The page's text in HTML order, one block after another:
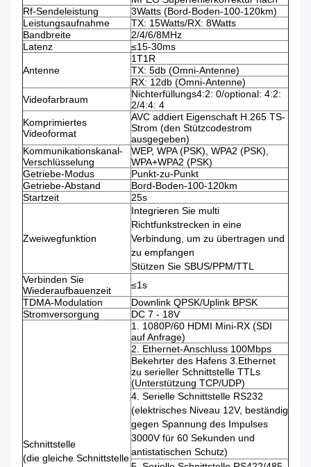
Rf-Sendeleistung
3Watts (Bord-Boden-100-120km)
Leistungsaufnahme
TX: 15Watts/RX: 8Watts
Bandbreite
2/4/6/8MHz
Latenz
≤15-30ms
Antenne
1T1R
TX: 5db (Omni-Antenne)
RX: 12db (Omni-Antenne)
Videofarbraum
Nichterfüllungs4:2: 0/optional: 4:2:
2/4:4: 4
Komprimiertes
Videoformat
AVC addiert Eigenschaft H.265 TS-
Strom (den Stützcodestrom
ausgegeben)
Kommunikationskanal-
Verschlüsselung
WEP, WPA (PSK), WPA2 (PSK),
WPA+WPA2 (PSK)
Getriebe-Modus
Punkt-zu-Punkt
Getriebe-Abstand
Bord-Boden-100-120km
Startzeit
25s
Zweiwegfunktion
Integrieren Sie multi
Richtfunkstrecken in eine
Verbindung, um zu übertragen und
zu empfangen
Stützen Sie SBUS/PPM/TTL
Verbinden Sie
Wiederaufbauenzeit
≤1s
TDMA-Modulation
Downlink QPSK/Uplink BPSK
Stromversorgung
DC 7 - 18V
Schnittstelle
(die gleiche Schnittstelle
1. 1080P/60 HDMI Mini-RX (SDI
auf Anfrage)
2. Ethernet-Anschluss 100Mbps
Bekehrter des Hafens 3.Ethernet
zu serieller Schnittstelle TTLs
(Unterstützung TCP/UDP)
4. Serielle Schnittstelle RS232
(elektrisches Niveau 12V, beständig
gegen Spannung des Impulses
3000V für 60 Sekunden und
antistatischen Schutz)